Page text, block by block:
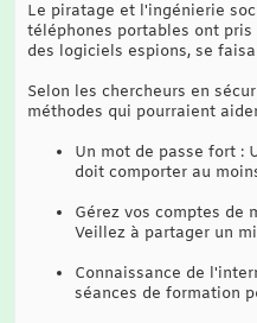
Le piratage et l'ingénierie
téléphones portables ont
des logiciels espions, se
Selon les chercheurs en
méthodes qui pourraient
Un mot de passe fort :
doit comporter au
Gérez vos comptes de
Veillez à partager un
Connaissance de
séances de formation